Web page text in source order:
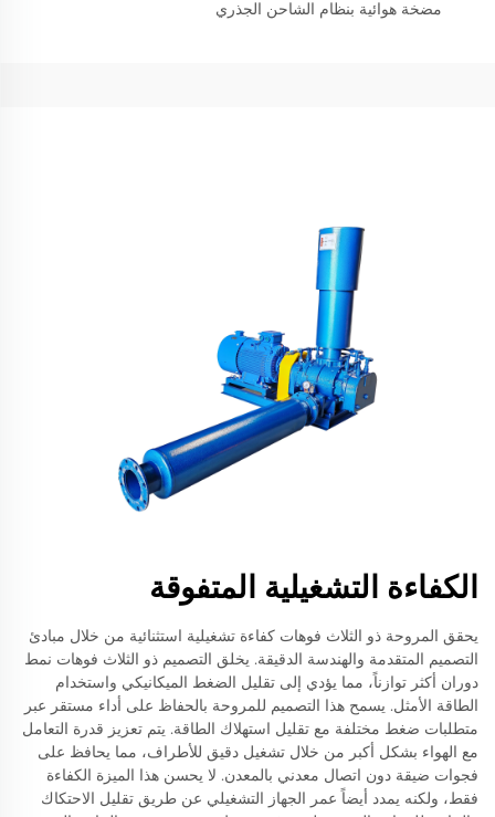
مضخة هوائية بنظام الشاحن الجذري
الكفاءة التشغيلية المتفوقة
يحقق المروحة ذو الثلاث فوهات كفاءة تشغيلية استثنائية من خلال مبادئ
التصميم المتقدمة والهندسة الدقيقة. يخلق التصميم ذو الثلاث فوهات نمط
دوران أكثر توازناً، مما يؤدي إلى تقليل الضغط الميكانيكي واستخدام
الطاقة الأمثل. يسمح هذا التصميم للمروحة بالحفاظ على أداء مستقر عبر
متطلبات ضغط مختلفة مع تقليل استهلاك الطاقة. يتم تعزيز قدرة التعامل
مع الهواء بشكل أكبر من خلال تشغيل دقيق للأطراف، مما يحافظ على
فجوات ضيقة دون اتصال معدني بالمعدن. لا يحسن هذا الميزة الكفاءة
فقط، ولكنه يمدد أيضاً عمر الجهاز التشغيلي عن طريق تقليل الاحتكاك